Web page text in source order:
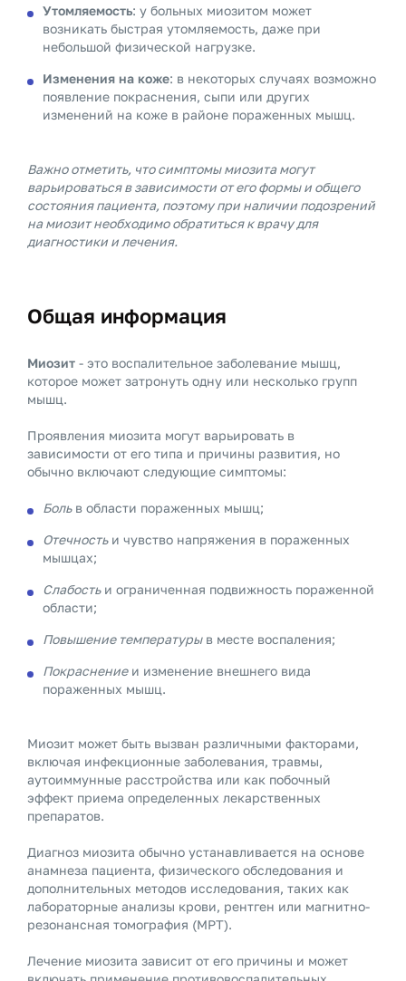
Утомляемость: у больных миозитом может
возникать быстрая утомляемость, даже при
небольшой физической нагрузке.
Изменения на коже: в некоторых случаях возможно
появление покраснения, сыпи или других
изменений на коже в районе пораженных мышц.
Важно отметить, что симптомы миозита могут
варьироваться в зависимости от его формы и общего
состояния пациента, поэтому при наличии подозрений
на миозит необходимо обратиться к врачу для
диагностики и лечения.
Общая информация
Миозит - это воспалительное заболевание мышц,
которое может затронуть одну или несколько групп
мышц.
Проявления миозита могут варьировать в
зависимости от его типа и причины развития, но
обычно включают следующие симптомы:
Больв области пораженных мышц;
Отечностьи чувство напряжения в пораженных
мышцах;
Слабостьи ограниченная подвижность пораженной
области;
Повышение температурыв месте воспаления;
Покраснениеи изменение внешнего вида
пораженных мышц.
Миозит может быть вызван различными факторами,
включая инфекционные заболевания, травмы,
аутоиммунные расстройства или как побочный
эффект приема определенных лекарственных
препаратов.
Диагноз миозита обычно устанавливается на основе
анамнеза пациента, физического обследования и
дополнительных методов исследования, таких как
лабораторные анализы крови, рентген или магнитно-
резонансная томография (МРТ).
Лечение миозита зависит от его причины и может